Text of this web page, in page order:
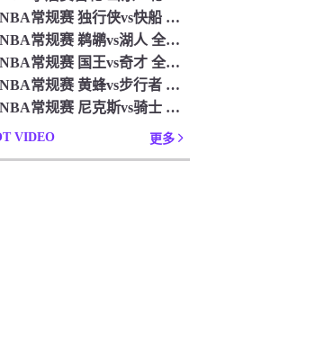
04月05日 NBA常规赛 独行侠vs快船 全场录像
04月05日 NBA常规赛 鹈鹕vs湖人 全场录像
04月03日 NBA常规赛 国王vs奇才 全场录像
04月03日 NBA常规赛 黄蜂vs步行者 全场录像
04月03日 NBA常规赛 尼克斯vs骑士 全场录像
VIDEO 更多